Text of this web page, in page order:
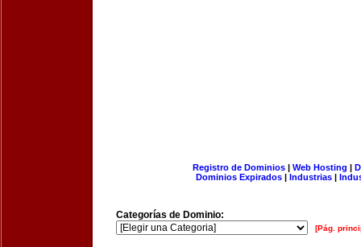
Registro de Dominios| Web Hosting |
Dominios Expirados | Industrias |
Categorías de Dominio:
[Pág.